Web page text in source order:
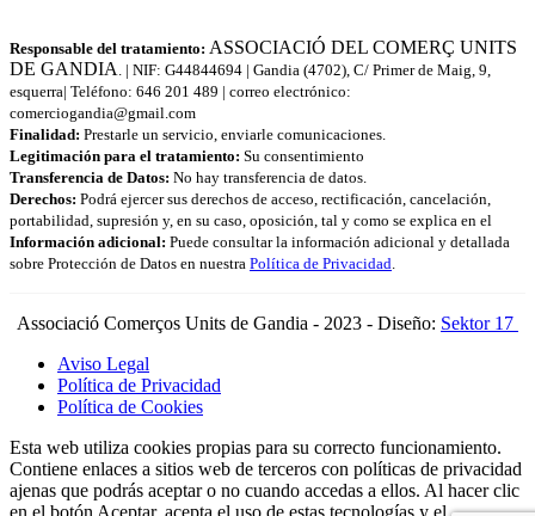
Responsable del tratamiento: ASSOCIACIÓ DEL COMERÇ UNITS
DE GANDIA . | NIF: G44844694 | Gandia (4702), C/ Primer de Maig, 9,
esquerra| Teléfono: 646 201 489 | correo electrónico:
comerciogandia@gmail.com
Finalidad: Prestarle un servicio, enviarle comunicaciones.
Legitimación para el tratamiento: Su consentimiento
Transferencia de Datos: No hay transferencia de datos.
Derechos: Podrá ejercer sus derechos de acceso, rectificación, cancelación,
portabilidad, supresión y, en su caso, oposición, tal y como se explica en el
Información adicional: Puede consultar la información adicional y detallada
sobre Protección de Datos en nuestra Política de Privacidad.
Associació Comerços Units de Gandia - 2023 - Diseño: Sektor 17
Aviso Legal
Política de Privacidad
Política de Cookies
Esta web utiliza cookies propias para su correcto funcionamiento.
Contiene enlaces a sitios web de terceros con políticas de privacidad
ajenas que podrás aceptar o no cuando accedas a ellos. Al hacer clic